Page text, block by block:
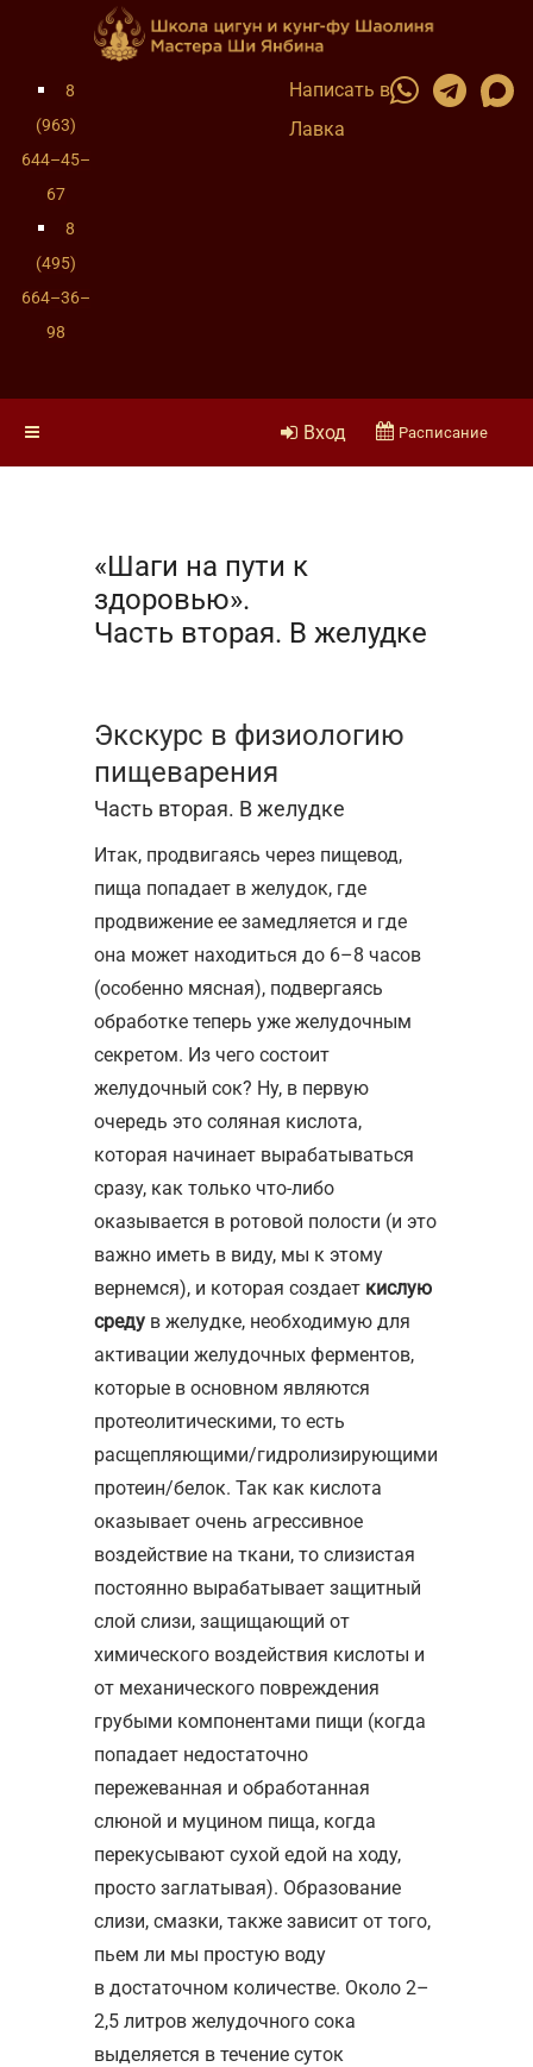
8
(963)
644–45–
67
8
(495)
664–36–
98
Написать в
Лавка
Вход Расписание
«Шаги на пути к
здоровью».
Часть вторая. В желудке
Экскурс в физиологию
пищеварения
Часть вторая. В желудке
Итак, продвигаясь через пищевод,
пища попадает в желудок, где
продвижение ее замедляется и где
она может находиться до 6–8 часов
(особенно мясная), подвергаясь
обработке теперь уже желудочным
секретом. Из чего состоит
желудочный сок? Ну, в первую
очередь это соляная кислота,
которая начинает вырабатываться
сразу, как только что-либо
оказывается в ротовой полости (и это
важно иметь в виду, мы к этому
вернемся), и которая создает кислую
среду в желудке, необходимую для
активации желудочных ферментов,
которые в основном являются
протеолитическими, то есть
расщепляющими/гидролизирующими
протеин/белок. Так как кислота
оказывает очень агрессивное
воздействие на ткани, то слизистая
постоянно вырабатывает защитный
слой слизи, защищающий от
химического воздействия кислоты и
от механического повреждения
грубыми компонентами пищи (когда
попадает недостаточно
пережеванная и обработанная
слюной и муцином пища, когда
перекусывают сухой едой на ходу,
просто заглатывая). Образование
слизи, смазки, также зависит от того,
пьем ли мы простую воду
в достаточном количестве. Около 2–
2,5 литров желудочного сока
выделяется в течение суток